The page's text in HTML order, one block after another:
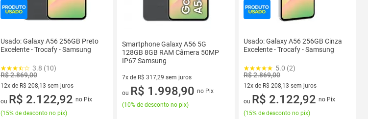
Usado: Galaxy A56 256GB Preto
Excelente - Trocafy - Samsung
3.8 (10)
R$ 2.869,00
12x de R$ 208,13 sem juros
12 vez de R$ 208,13 sem juros
ou R$ 2.122,92 no Pix
(15% de desconto no pix)
Smartphone Galaxy A56 5G
128GB 8GB RAM Câmera 50MP
IP67 Samsung
7x de R$ 317,29 sem juros
7 vez de R$ 317,29 sem juros
ou R$ 1.998,90 no Pix
(10% de desconto no pix)
Usado: Galaxy A56 256GB Cinza
Excelente - Trocafy - Samsung
5.0 (2)
R$ 2.869,00
12x de R$ 208,13 sem juros
12 vez de R$ 208,13 sem juros
ou R$ 2.122,92 no Pix
(15% de desconto no pix)